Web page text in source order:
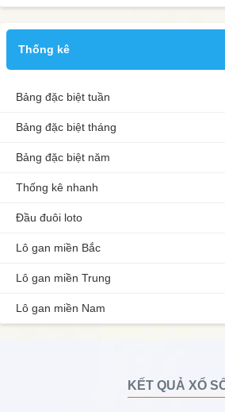
Thống kê
Bảng đặc biệt tuần
Bảng đặc biệt tháng
Bảng đặc biệt năm
Thống kê nhanh
Đầu đuôi loto
Lô gan miền Bắc
Lô gan miền Trung
Lô gan miền Nam
KẾT QUẢ XỔ